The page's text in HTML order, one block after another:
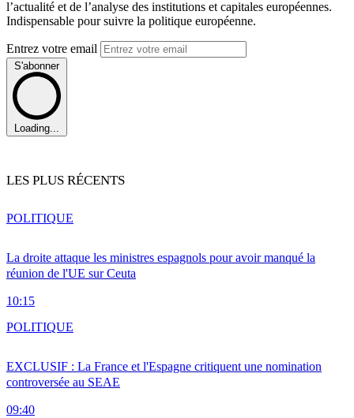
l’actualité et de l’analyse des institutions et capitales européennes.
Indispensable pour suivre la politique européenne.
Entrez votre email
S'abonner
Loading...
LES PLUS RÉCENTS
La droite attaque les ministres espagnols pour avoir manqué la
réunion de l'UE sur Ceuta
10:15
POLITIQUE
EXCLUSIF : La France et l'Espagne critiquent une nomination
controversée au SEAE
09:40
POLITIQUE